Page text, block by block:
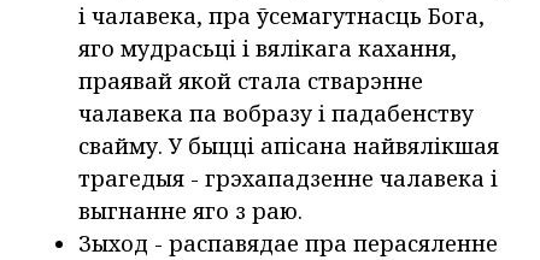
і чалавека, пра ўсемагутнасць Бога,
яго мудрасьці і вялікага кахання,
праявай якой стала стварэнне
чалавека па вобразу і падабенству
свайму. У быцці апісана найвялікшая
трагедыя - грэхападзенне чалавека і
выгнанне яго з раю.
Зыход - распавядае пра перасяленне